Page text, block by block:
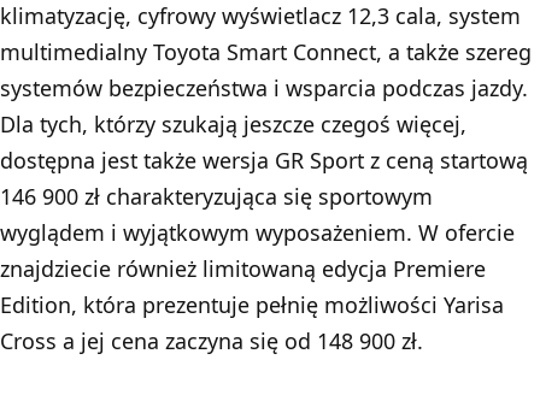
klimatyzację, cyfrowy wyświetlacz 12,3 cala, system
multimedialny Toyota Smart Connect, a także szereg
systemów bezpieczeństwa i wsparcia podczas jazdy.
Dla tych, którzy szukają jeszcze czegoś więcej,
dostępna jest także wersja GR Sport z ceną startową
146 900 zł charakteryzująca się sportowym
wyglądem i wyjątkowym wyposażeniem. W ofercie
znajdziecie również limitowaną edycja Premiere
Edition, która prezentuje pełnię możliwości Yarisa
Cross a jej cena zaczyna się od 148 900 zł.